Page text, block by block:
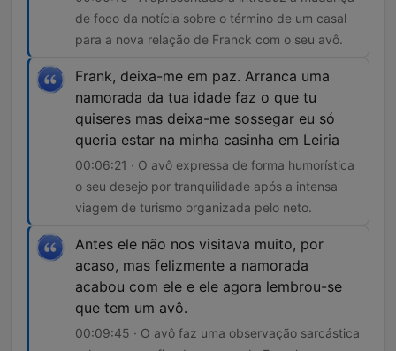
de foco da notícia sobre o término de um casal
para a nova relação de Franck com o seu avô.
Frank, deixa-me em paz. Arranca uma
namorada da tua idade faz o que tu
quiseres mas deixa-me sossegar eu só
queria estar na minha casinha em Leiria
00:06:21 · O avô expressa de forma humorística
o seu desejo por tranquilidade após a intensa
viagem de turismo organizada pelo neto.
Antes ele não nos visitava muito, por
acaso, mas felizmente a namorada
acabou com ele e ele agora lembrou-se
que tem um avô.
00:09:45 · O avô faz uma observação sarcástica